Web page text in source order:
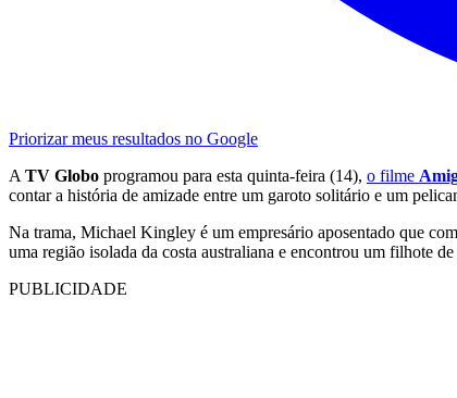
Priorizar meus resultados no Google
A TV Globo programou para esta quinta-feira (14), o filme
contar a história de amizade entre um garoto solitário e um
Na trama, Michael Kingley é um empresário aposentado que
uma região isolada da costa australiana e encontrou um filhote
PUBLICIDADE